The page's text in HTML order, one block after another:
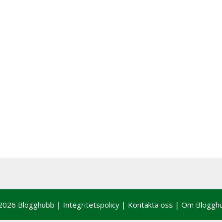
Blogghubb | Integritetspolicy | Kontakta oss | Om